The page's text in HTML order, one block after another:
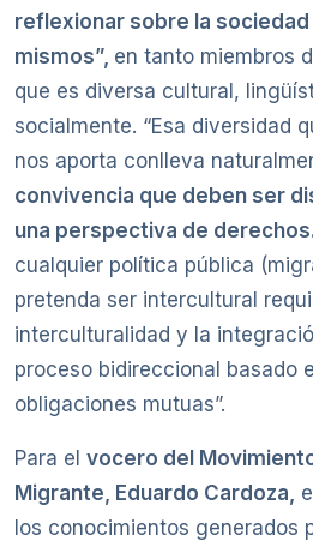
reflexionar sobre la
mismos”, en tanto miembros
que es diversa cultural,
socialmente. “Esa diversidad
nos aporta conlleva
convivencia que deben ser
una perspectiva de
cualquier política pública
pretenda ser intercultural
interculturalidad y la
proceso bidireccional basado
obligaciones mutuas”.
Para el vocero del
Migrante, Eduardo Cardoza,
los conocimientos generados